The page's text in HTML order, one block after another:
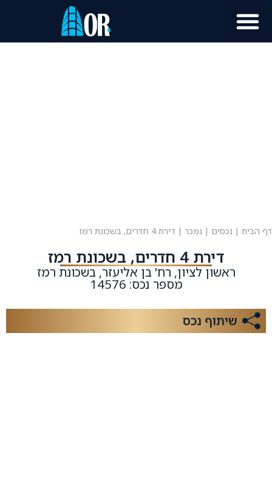
דף הבית | נכסים | נמכר | דירת 4 חדרים, בשכונת רמז
דירת 4 חדרים, בשכונת רמז
ראשון לציון, רח' בן אליעזר, בשכונת רמז
מספר נכס: 14576
שיתוף נכס